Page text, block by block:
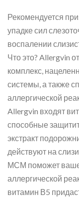
Рекомендуется
упадке сил
воспалении
Что это? Allergvin
комплекс,
системы, а также
аллергической
Allergvin входят
способные
экстракт
действуют на
МСМ поможет
аллергической
витамин В5